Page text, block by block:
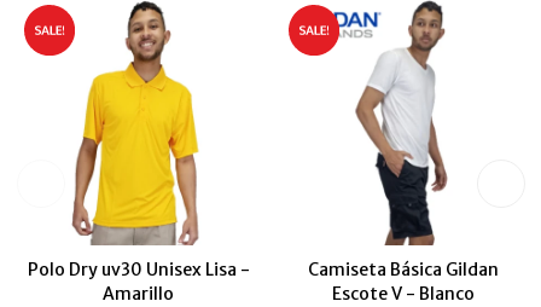
Polo Dry uv30 Unisex Lisa -
Amarillo
Camiseta Básica Gildan
Escote V - Blanco